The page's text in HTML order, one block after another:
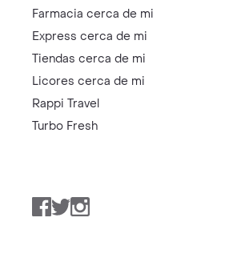
Farmacia cerca de mi
Express cerca de mi
Tiendas cerca de mi
Licores cerca de mi
Rappi Travel
Turbo Fresh
Facebook
TwitterInstagram